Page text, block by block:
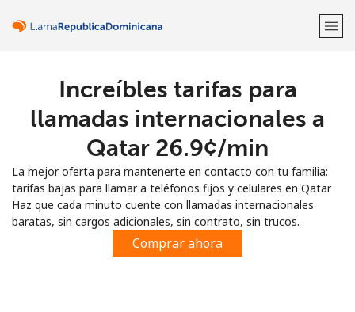
¡Bienvenido!
Regístrate con
Increíbles tarifas para
llamadas internacionales a
Qatar ⁦26.9¢⁩/min
La mejor oferta para mantenerte en contacto con tu familia:
tarifas bajas para llamar a teléfonos fijos y celulares en Qatar
Haz que cada minuto cuente con llamadas internacionales
baratas, sin cargos adicionales, sin contrato, sin trucos.
Comprar ahora